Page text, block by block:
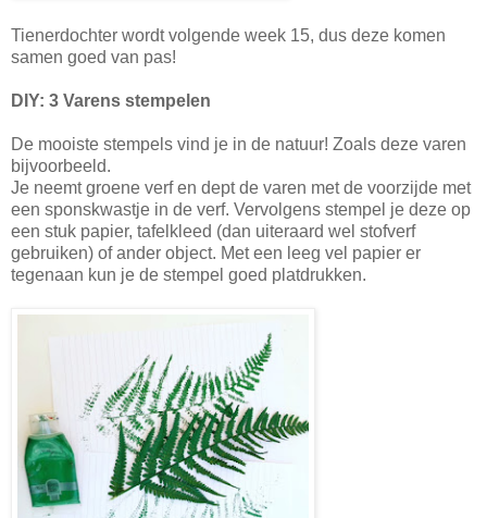
Tienerdochter wordt volgende week 15, dus deze komen
samen goed van pas!
DIY: 3 Varens stempelen
De mooiste stempels vind je in de natuur! Zoals deze varen
bijvoorbeeld.
Je neemt groene verf en dept de varen met de voorzijde met
een sponskwastje in de verf. Vervolgens stempel je deze op
een stuk papier, tafelkleed (dan uiteraard wel stofverf
gebruiken) of ander object. Met een leeg vel papier er
tegenaan kun je de stempel goed platdrukken.